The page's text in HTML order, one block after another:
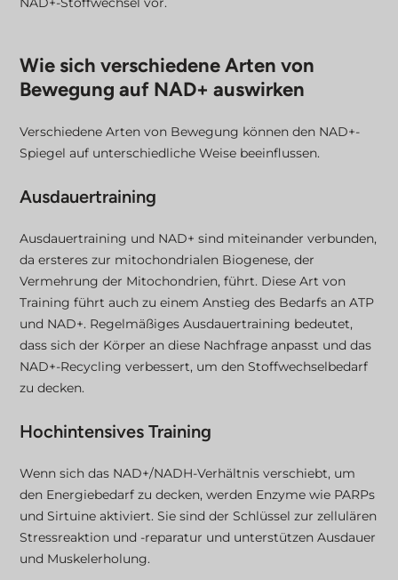
Wie sich verschiedene Arten von
Bewegung auf NAD+ auswirken
Verschiedene Arten von Bewegung können den NAD+-
Spiegel auf unterschiedliche Weise beeinflussen.
Ausdauertraining
Ausdauertraining und NAD+ sind miteinander verbunden,
da ersteres zur mitochondrialen Biogenese, der
Vermehrung der Mitochondrien, führt. Diese Art von
Training führt auch zu einem Anstieg des Bedarfs an ATP
und NAD+. Regelmäßiges Ausdauertraining bedeutet,
dass sich der Körper an diese Nachfrage anpasst und das
NAD+-Recycling verbessert, um den Stoffwechselbedarf
zu decken.
Hochintensives Training
Wenn sich das NAD+/NADH-Verhältnis verschiebt, um
den Energiebedarf zu decken, werden Enzyme wie PARPs
und Sirtuine aktiviert. Sie sind der Schlüssel zur zellulären
Stressreaktion und -reparatur und unterstützen Ausdauer
und Muskelerholung.